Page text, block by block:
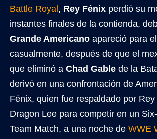
Battle Royal, Rey Fénix perdió su
instantes finales de la contienda,
Grande Americano apareció para
casualmente, después de que el
que eliminó a Chad Gable de la
derivó en una confrontación de
Fénix, quien fue respaldado por
Dragon Lee para competir en un
Team Match, a una noche de WWE